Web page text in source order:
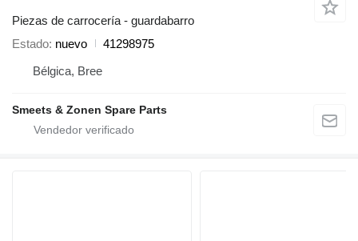
Piezas de carrocería - guardabarro
Estado nuevo
41298975
Bélgica, Bree
Smeets & Zonen Spare Parts